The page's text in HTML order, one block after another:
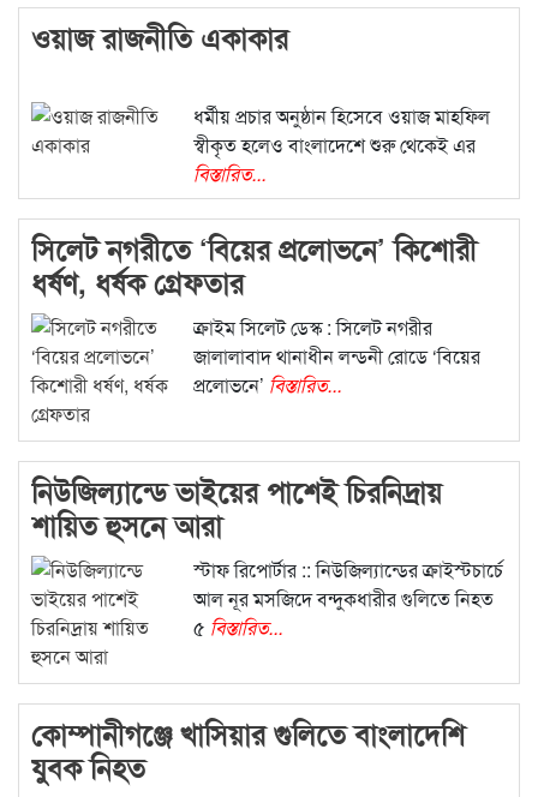
ওয়াজ রাজনীতি একাকার
ধর্মীয় প্রচার অনুষ্ঠান হিসেবে ওয়াজ মাহফিল
স্বীকৃত হলেও বাংলাদেশে শুরু থেকেই এর
বিস্তারিত...
সিলেট নগরীতে ‘বিয়ের প্রলোভনে’ কিশোরী
ধর্ষণ, ধর্ষক গ্রেফতার
ক্রাইম সিলেট ডেস্ক : সিলেট নগরীর
জালালাবাদ থানাধীন লন্ডনী রোডে ‘বিয়ের
প্রলোভনে’ বিস্তারিত...
নিউজিল্যান্ডে ভাইয়ের পাশেই চিরনিদ্রায়
শায়িত হুসনে আরা
স্টাফ রিপোর্টার :: নিউজিল্যান্ডের ক্রাইস্টচার্চে
আল নূর মসজিদে বন্দুকধারীর গুলিতে নিহত
৫ বিস্তারিত...
কোম্পানীগঞ্জে খাসিয়ার গুলিতে বাংলাদেশি
যুবক নিহত